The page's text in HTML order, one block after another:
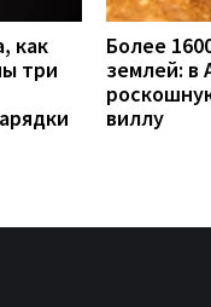
как
три
Более
землей: в
виллу